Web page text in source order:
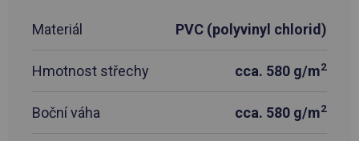
Materiál PVC (polyvinyl chlorid)
Hmotnost střechy cca. 580 g/m2
Boční váha cca. 580 g/m2